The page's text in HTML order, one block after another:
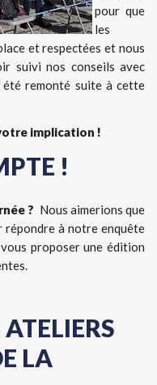
pour que
les
et respectées et nous
suivi nos conseils avec
été remonté suite à cette
implication !
!
? Nous aimerions que
répondre à notre enquête
proposer une édition
LA